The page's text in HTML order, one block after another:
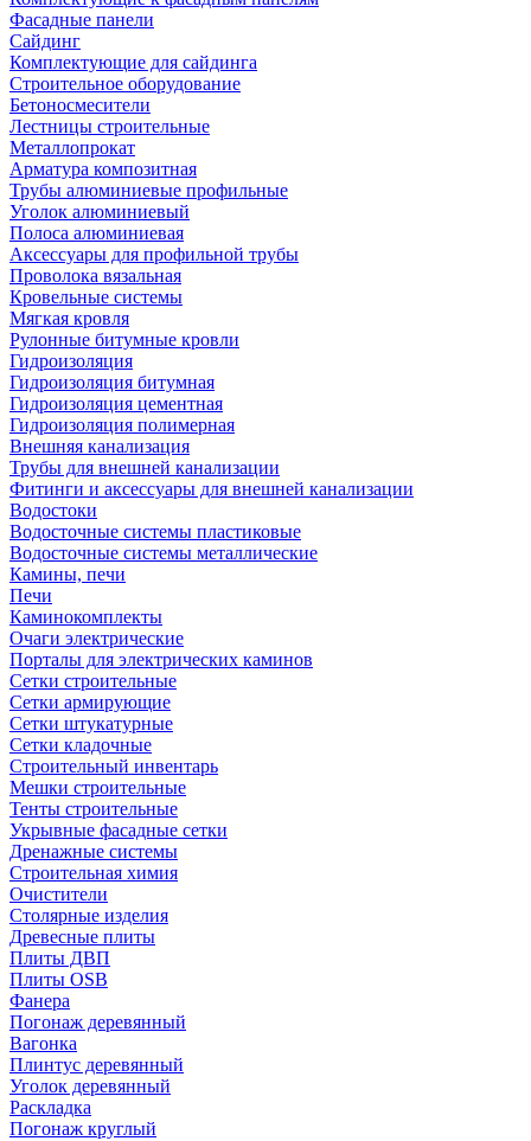
Фасадные панели
Сайдинг
Комплектующие для сайдинга
Строительное оборудование
Бетоносмесители
Лестницы строительные
Металлопрокат
Арматура композитная
Трубы алюминиевые профильные
Уголок алюминиевый
Полоса алюминиевая
Аксессуары для профильной трубы
Проволока вязальная
Кровельные системы
Мягкая кровля
Рулонные битумные кровли
Гидроизоляция
Гидроизоляция битумная
Гидроизоляция цементная
Гидроизоляция полимерная
Внешняя канализация
Трубы для внешней канализации
Фитинги и аксессуары для внешней канализации
Водостоки
Водосточные системы пластиковые
Водосточные системы металлические
Камины, печи
Печи
Каминокомплекты
Очаги электрические
Порталы для электрических каминов
Сетки строительные
Сетки армирующие
Сетки штукатурные
Сетки кладочные
Строительный инвентарь
Мешки строительные
Тенты строительные
Укрывные фасадные сетки
Дренажные системы
Строительная химия
Очистители
Столярные изделия
Древесные плиты
Плиты ДВП
Плиты OSB
Фанера
Погонаж деревянный
Вагонка
Плинтус деревянный
Уголок деревянный
Раскладка
Погонаж круглый